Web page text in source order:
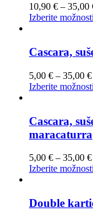
10,90 € – 35,00
Izberite
Cascara,
5,00 € – 35,00 €
Izberite možnosti
Cascara,
maracaturra
5,00 € – 35,00 €
Izberite možnosti
Double